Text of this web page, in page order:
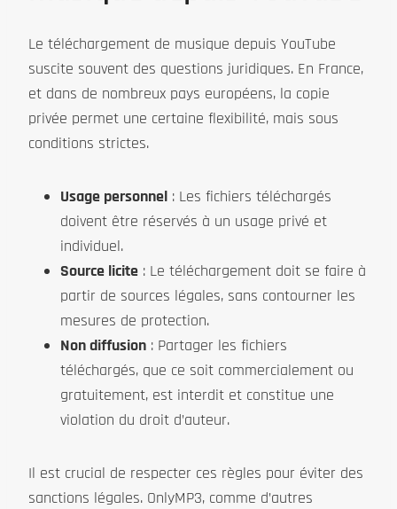
Le téléchargement de musique depuis YouTube
suscite souvent des questions juridiques. En France,
et dans de nombreux pays européens, la copie
privée permet une certaine flexibilité, mais sous
conditions strictes.
Usage personnel : Les fichiers téléchargés
doivent être réservés à un usage privé et
individuel.
Source licite : Le téléchargement doit se faire à
partir de sources légales, sans contourner les
mesures de protection.
Non diffusion : Partager les fichiers
téléchargés, que ce soit commercialement ou
gratuitement, est interdit et constitue une
violation du droit d’auteur.
Il est crucial de respecter ces règles pour éviter des
sanctions légales. OnlyMP3, comme d’autres